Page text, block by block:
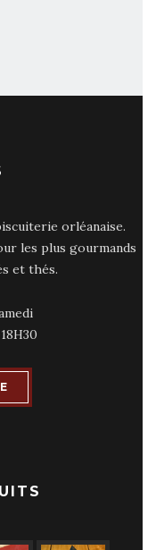
orléanaise.
les plus gourmands
et thés.